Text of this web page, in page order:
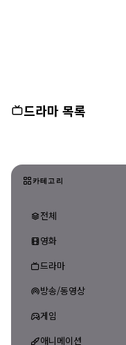
드라마 목록
카테고리
전체
영화
드라마
방송/동영상
게임
애니메이션